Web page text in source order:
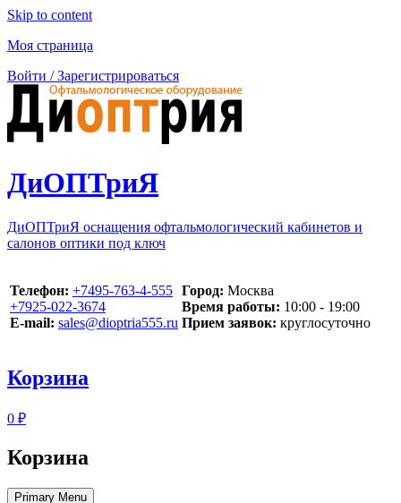
Skip to content
Моя страница
Войти / Зарегистрироваться
ДиОПТриЯ
ДиОПТриЯ оснащения офтальмологический кабинетов и
салонов оптики под ключ
Телефон: ‪+7495-763-4-555‬
‪+7925-022-3674‬
E-mail: sales@dioptria555.ru
Город: Москва
Время работы: 10:00 - 19:00
Прием заявок: круглосуточно
Корзина
0 ₽
Корзина
Primary Menu